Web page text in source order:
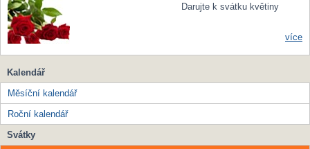
Darujte k svátku květiny
více
Kalendář
Měsíční kalendář
Roční kalendář
Svátky